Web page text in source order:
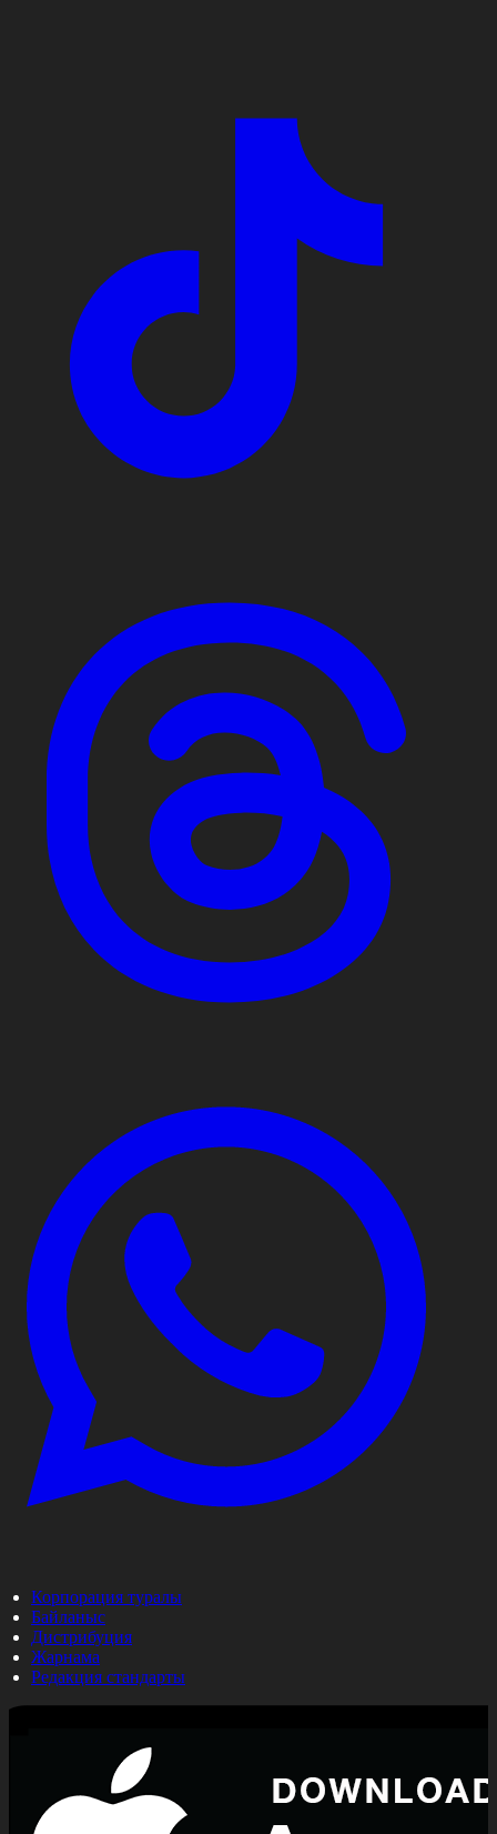
Корпорация туралы
Байланыс
Дистрибуция
Жарнама
Редакция стандарты